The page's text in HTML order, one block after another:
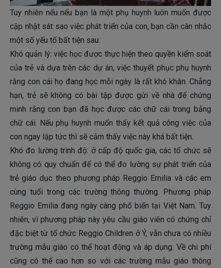
Tuy nhiên nếu nếu bạn là một phụ huynh luôn muốn được
cập nhật sát sao việc phát triển của con, bạn cần cân nhắc
một số yếu tố bất tiện sau:
Khó quản lý: việc học được thực hiện theo quyền kiểm soát
của trẻ và dựa trên các dự án, việc thuyết phục phụ huynh
rằng con cái họ đang học mỗi ngày là rất khó khăn. Chẳng
hạn, trẻ sẽ không có bài tập được gửi về nhà để chứng
minh rằng con bạn đã học được các chữ cái trong bảng
chữ cái. Nếu phụ huynh muốn thấy kết quả công việc của
con ngay lập tức thì sẽ cảm thấy việc này khá bất tiện.
Khó đo lường trình độ: ở cấp độ quốc gia, các tổ chức sẽ
không có quy chuẩn để có thể đo lường sự phát triển của
trẻ giáo dục theo phương pháp Reggio Emilia và các em
cùng tuổi trong các trường thông thường. Phương pháp
Reggio Emilia đang ngày càng phổ biến tại Việt Nam. Tuy
nhiên, vì phương pháp này yêu cầu giáo viên có chứng chỉ
đặc biệt từ tổ chức Reggio Children ở Ý, vẫn chưa có nhiều
trường mẫu giáo có thể hoạt động và áp dụng. Về chi phí
cũng có thể cao hơn so với các trường mẫu giáo thông